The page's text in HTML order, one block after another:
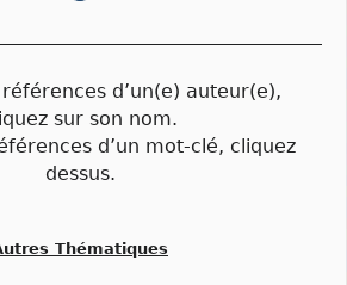
d’un(e) auteur(e),
sur son nom.
d’un mot-clé, cliquez
dessus.
Thématiques